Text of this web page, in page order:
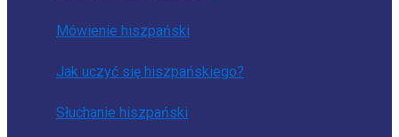
Mówienie hiszpański
Jak uczyć się hiszpańskiego?
Słuchanie hiszpański